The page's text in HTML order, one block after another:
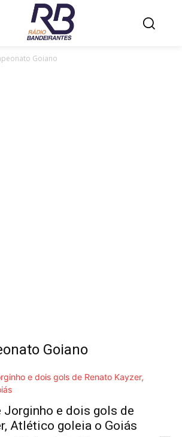
Goiano
Goiano
Jorginho e dois gols de
Atlético goleia o Goiás